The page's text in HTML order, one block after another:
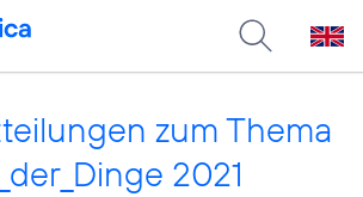
zum Thema
2021